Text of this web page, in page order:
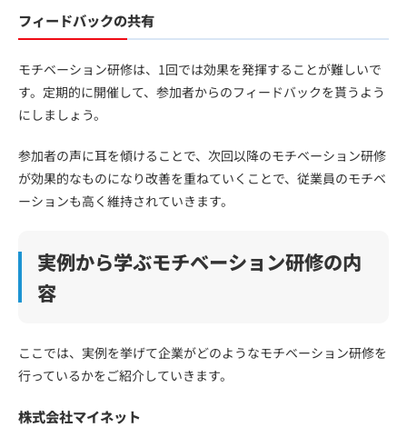
フィードバックの共有
モチベーション研修は、1回では効果を発揮することが難しいで
す。定期的に開催して、参加者からのフィードバックを貰うよう
にしましょう。
参加者の声に耳を傾けることで、次回以降のモチベーション研修
が効果的なものになり改善を重ねていくことで、従業員のモチベ
ーションも高く維持されていきます。
実例から学ぶモチベーション研修の内
容
ここでは、実例を挙げて企業がどのようなモチベーション研修を
行っているかをご紹介していきます。
株式会社マイネット